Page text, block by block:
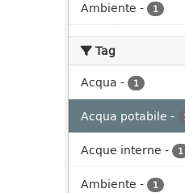
Ambiente - 1
Tag
Acqua - 1
Acqua potabile -
Acque interne - 1
Ambiente - 1